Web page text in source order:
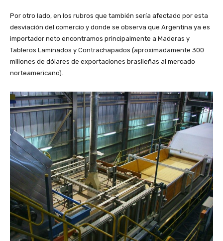
Por otro lado, en los rubros que también sería afectado por esta
desviación del comercio y donde se observa que Argentina ya es
importador neto encontramos principalmente a Maderas y
Tableros Laminados y Contrachapados (aproximadamente 300
millones de dólares de exportaciones brasileñas al mercado
norteamericano).